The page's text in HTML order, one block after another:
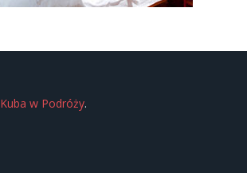
Kuba w Podróży.